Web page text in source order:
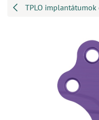
TPLO implantátumok